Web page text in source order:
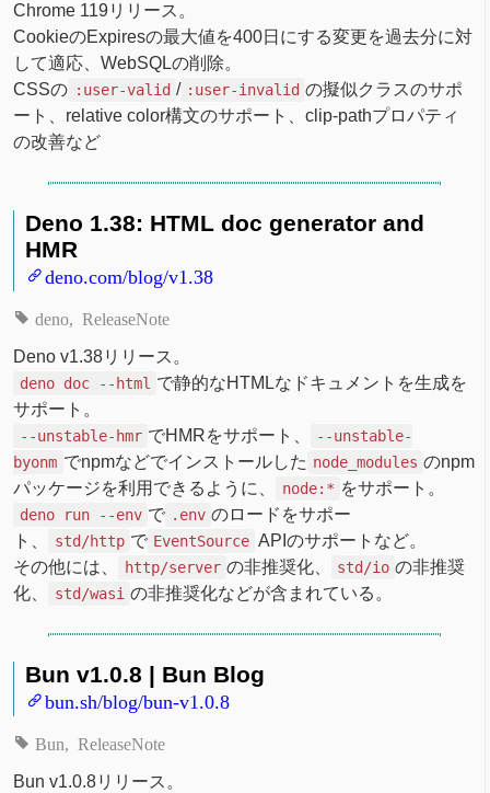
Chrome 119リリース。
CookieのExpiresの最大値を400日にする変更を過去分に対
して適応、WebSQLの削除。
CSSの :user-valid / :user-invalid の擬似クラスのサポ
ート、relative color構文のサポート、clip-pathプロパティ
の改善など
Deno 1.38: HTML doc generator and
HMR
deno.com/blog/v1.38
deno ReleaseNote
Deno v1.38リリース。
deno doc --html で静的なHTMLなドキュメントを生成を
サポート。
--unstable-hmr でHMRをサポート、
--unstable-
byonm でnpmなどでインストールした node_modules のnpm
パッケージを利用できるように、
node:* をサポート。
deno run --env で .env のロードをサポー
ト、
std/http で EventSource APIのサポートなど。
その他には、
http/server の非推奨化、 std/io の非推奨
化、
std/wasi の非推奨化などが含まれている。
Bun v1.0.8 | Bun Blog
bun.sh/blog/bun-v1.0.8
Bun ReleaseNote
Bun v1.0.8リリース。